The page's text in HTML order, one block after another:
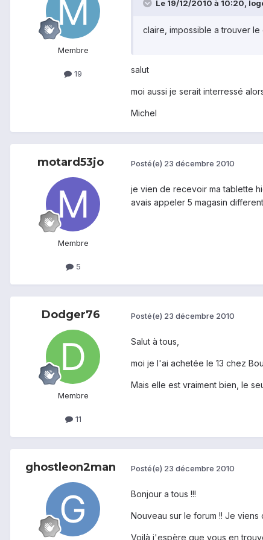
Membre
19
Le 19/12/2010 à 10:20,
claire, impossible a trouver le
salut
moi aussi je serait interressé
Michel
motard53jo
Membre
5
Posté(e) 23 décembre 2010
je vien de recevoir ma tablette
avais appeler 5 magasin
Dodger76
Membre
11
Posté(e) 23 décembre 2010
Salut à tous,
moi je l'ai achetée le 13 chez
Mais elle est vraiment bien, le
ghostleon2man Posté(e) 23 décembre 2010
Bonjour a tous !!!
Nouveau sur le forum !! Je
Voilà j'espère que vous en